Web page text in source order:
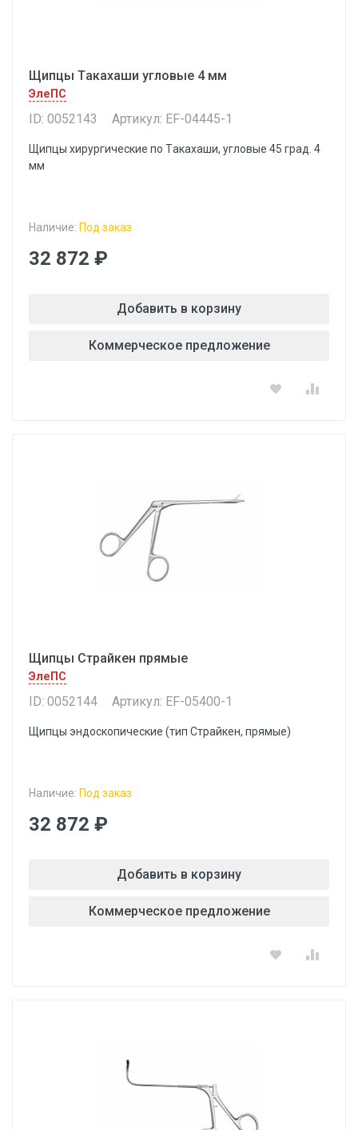
Щипцы Tакахаши угловые 4 мм
ЭлеПС
ID: 0052143 Артикул: EF-04445-1
Щипцы хирургические по Tакахаши, угловые 45 град. 4
мм
Наличие: Под заказ
32 872 ₽
Добавить в корзину
Коммерческое предложение
Щипцы Страйкен прямые
ЭлеПС
ID: 0052144 Артикул: EF-05400-1
Щипцы эндоскопические (тип Страйкен, прямые)
Наличие: Под заказ
32 872 ₽
Добавить в корзину
Коммерческое предложение